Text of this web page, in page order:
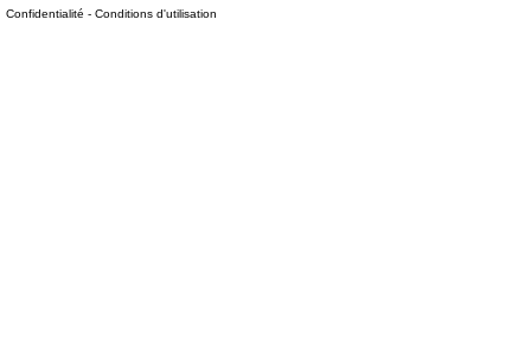
Confidentialité - Conditions d'utilisation